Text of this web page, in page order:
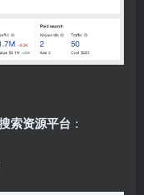
索资源平台 ：